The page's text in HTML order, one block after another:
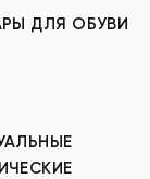
ДЛЯ ОБУВИ